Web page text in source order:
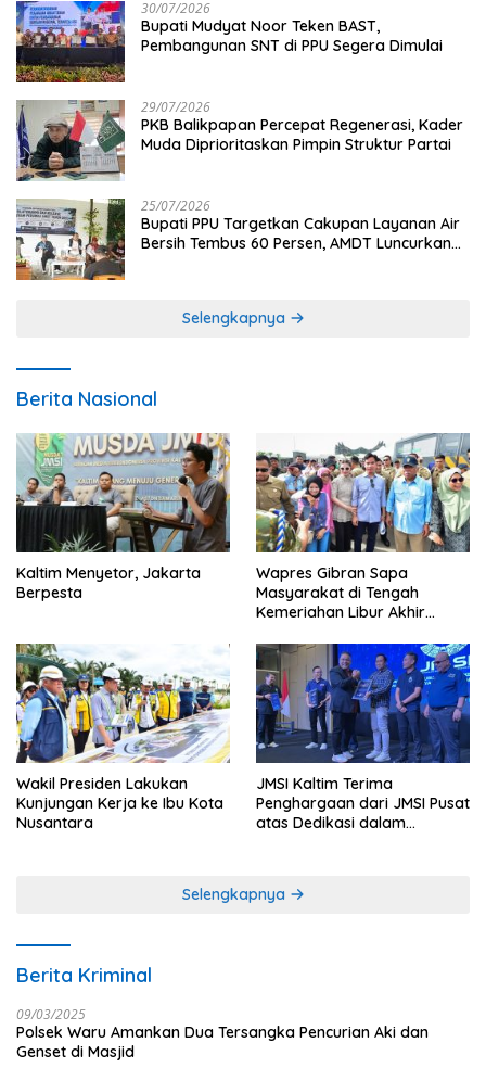
30/07/2026
Bupati Mudyat Noor Teken BAST,
Pembangunan SNT di PPU Segera Dimulai
29/07/2026
PKB Balikpapan Percepat Regenerasi, Kader
Muda Diprioritaskan Pimpin Struktur Partai
25/07/2026
Bupati PPU Targetkan Cakupan Layanan Air
Bersih Tembus 60 Persen, AMDT Luncurkan
Selengkapnya
Berita Nasional
Kaltim Menyetor, Jakarta
Berpesta
Wapres Gibran Sapa
Masyarakat di Tengah
Kemeriahan Libur Akhir
Wakil Presiden Lakukan
Kunjungan Kerja ke Ibu Kota
Nusantara
JMSI Kaltim Terima
Penghargaan dari JMSI Pusat
atas Dedikasi dalam
Selengkapnya
Berita Kriminal
09/03/2025
Polsek Waru Amankan Dua Tersangka Pencurian Aki dan
Genset di Masjid